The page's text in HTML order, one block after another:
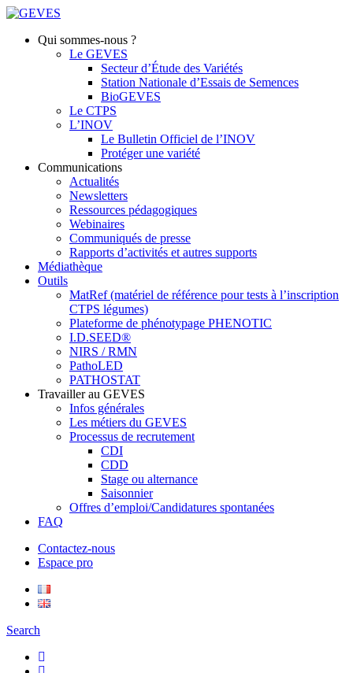
Qui sommes-nous ?
Le GEVES
Secteur d’Étude des Variétés
Station Nationale d’Essais de Semences
BioGEVES
Le CTPS
L’INOV
Le Bulletin Officiel de l’INOV
Protéger une variété
Communications
Actualités
Newsletters
Ressources pédagogiques
Webinaires
Communiqués de presse
Rapports d’activités et autres supports
Médiathèque
Outils
MatRef (matériel de référence pour tests à l’inscription
CTPS légumes)
Plateforme de phénotypage PHENOTIC
I.D.SEED®
NIRS / RMN
PathoLED
PATHOSTAT
Travailler au GEVES
Infos générales
Les métiers du GEVES
Processus de recrutement
CDI
CDD
Stage ou alternance
Saisonnier
Offres d’emploi/Candidatures spontanées
FAQ
Contactez-nous
Espace pro
Search